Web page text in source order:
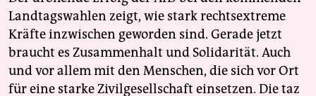
Landtagswahlen zeigt, wie stark rechtsextreme
Kräfte inzwischen geworden sind. Gerade jetzt
braucht es Zusammenhalt und Solidarität. Auch
und vor allem mit den Menschen, die sich vor Ort
für eine starke Zivilgesellschaft einsetzen. Die taz